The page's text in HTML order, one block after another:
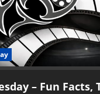
– Fun Facts,